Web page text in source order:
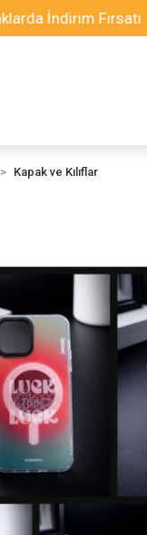
Fırsatı
Kapak ve Kılıflar